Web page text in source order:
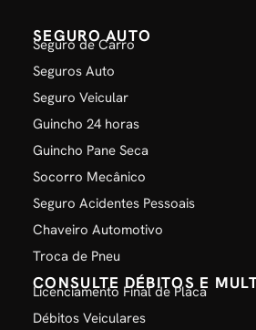
SEGURO AUTO
Seguro de Carro
Seguros Auto
Seguro Veicular
Guincho 24 horas
Guincho Pane Seca
Socorro Mecânico
Seguro Acidentes Pessoais
Chaveiro Automotivo
Troca de Pneu
CONSULTE DÉBITOS E
Licenciamento Final de Placa
Débitos Veiculares